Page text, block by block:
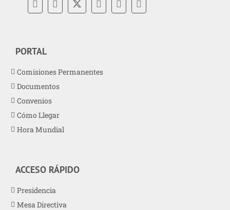
PORTAL
Comisiones Permanentes
Documentos
Convenios
Cómo Llegar
Hora Mundial
ACCESO RÁPIDO
Presidencia
Mesa Directiva